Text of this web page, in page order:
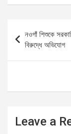
ce
b
o
o
ail
navigation
নওগাঁ শিশুকে
বিরুদ্ধে অভিযোগ
Leave a